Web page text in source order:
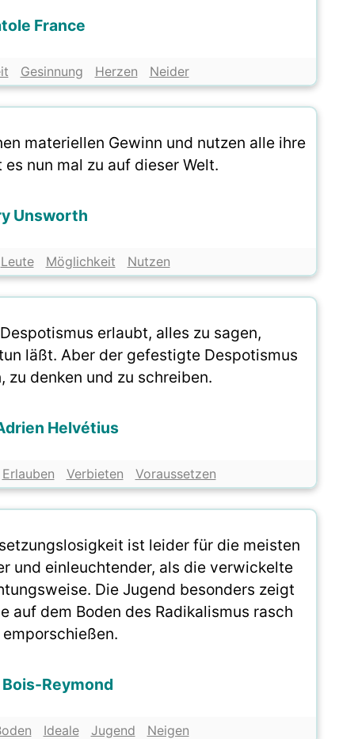
France
Gesinnung Herzen Neider
materiellen Gewinn und nutzen alle ihre
nun mal zu auf dieser Welt.
Unsworth
Leute Möglichkeit Nutzen
erlaubt, alles zu sagen,
läßt. Aber der gefestigte Despotismus
zu denken und zu schreiben.
Helvétius
Erlauben Verbieten Voraussetzen
ist leider für die meisten
und einleuchtender, als die verwickelte
Die Jugend besonders zeigt
auf dem Boden des Radikalismus rasch
Bois-Reymond
Ideale Jugend Neigen